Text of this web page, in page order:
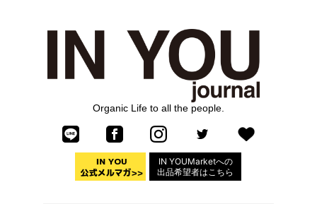
Organic Life to all the people.
IN YOUMarketへの
出品希望者はこちら